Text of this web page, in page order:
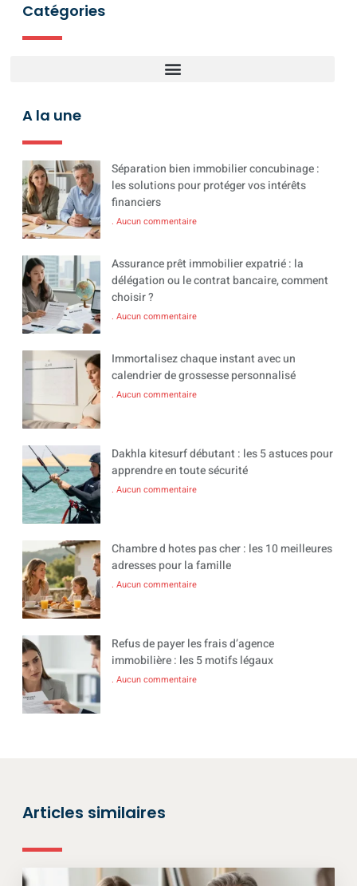
Catégories
A la une
Séparation bien immobilier concubinage :
les solutions pour protéger vos intérêts
financiers
Aucun commentaire
Assurance prêt immobilier expatrié : la
délégation ou le contrat bancaire, comment
choisir ?
Aucun commentaire
Immortalisez chaque instant avec un
calendrier de grossesse personnalisé
Aucun commentaire
Dakhla kitesurf débutant : les 5 astuces pour
apprendre en toute sécurité
Aucun commentaire
Chambre d hotes pas cher : les 10 meilleures
adresses pour la famille
Aucun commentaire
Refus de payer les frais d’agence
immobilière : les 5 motifs légaux
Aucun commentaire
Articles similaires